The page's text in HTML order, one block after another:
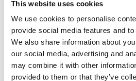
This website uses cookies
We use cookies to personalise
provide social media features and
We also share information about
our social media, advertising and
may combine it with other
provided to them or that they’ve
Elektronische
Verordnung:
digitalen Prozess